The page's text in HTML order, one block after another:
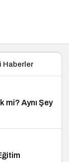
Haberler
mi? Aynı Şey